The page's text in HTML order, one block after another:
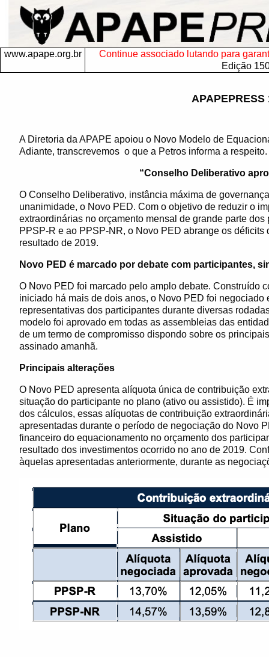
www.apape.org.br
Continue associado lutando para
Edição
APAPEPRESS
A Diretoria da APAPE apoiou o Novo Modelo de
Adiante, transcrevemos o que a Petros informa a respeito.
“Conselho Deliberativo
O Conselho Deliberativo, instância máxima de
unanimidade, o Novo PED. Com o objetivo de reduzir o
extraordinárias no orçamento mensal de grande parte
PPSP-R e ao PPSP-NR, o Novo PED abrange os déficits
resultado de 2019.
Novo PED é marcado por debate com participantes,
O Novo PED foi marcado pelo amplo debate. Construído
iniciado há mais de dois anos, o Novo PED foi
representativas dos participantes durante diversas
modelo foi aprovado em todas as assembleias das
de um termo de compromisso dispondo sobre os
assinado amanhã.
Principais alterações
O Novo PED apresenta alíquota única de contribuição
situação do participante no plano (ativo ou assistido). É
dos cálculos, essas alíquotas de contribuição
apresentadas durante o período de negociação do Novo
financeiro do equacionamento no orçamento dos
resultado dos investimentos ocorrido no ano de 2019.
àquelas apresentadas anteriormente, durante as